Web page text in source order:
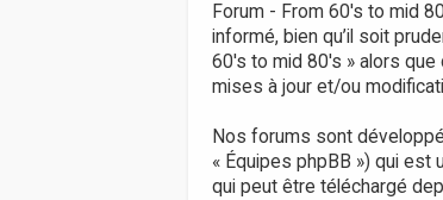
Forum - From 60's to mid
informé, bien qu’il soit
60's to mid 80's » alors
mises à jour et/ou
Nos forums sont
« Équipes phpBB ») qui
qui peut être téléchargé